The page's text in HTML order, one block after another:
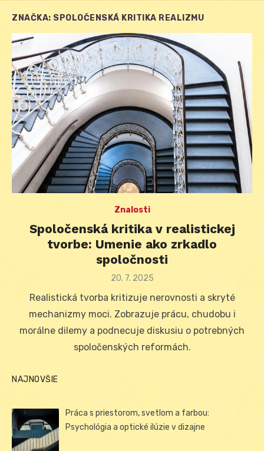
ZNAČKA: SPOLOČENSKÁ KRITIKA REALIZMU
Znalosti
Spoločenská kritika v realistickej
tvorbe: Umenie ako zrkadlo
spoločnosti
Posted
20. 7. 2025
Realistická tvorba kritizuje nerovnosti a skryté
mechanizmy moci. Zobrazuje prácu, chudobu i
morálne dilemy a podnecuje diskusiu o potrebných
spoločenských reformách.
NAJNOVŠIE
Práca s priestorom, svetlom a farbou:
Psychológia a optické ilúzie v dizajne